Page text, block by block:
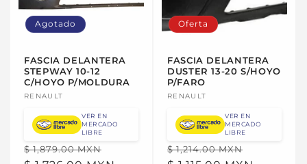
Agotado
FASCIA DELANTERA
STEPWAY 10-12
C/HOYO P/MOLDURA
Proveedor:
RENAULT
VER EN
MERCADO
LIBRE
Precio
$ 1,879.00 MXN
Oferta
FASCIA DELANTERA
DUSTER 13-20 S/HOYO
P/FARO
Proveedor:
RENAULT
VER EN
MERCADO
LIBRE
Precio
$ 1,214.00 MXN